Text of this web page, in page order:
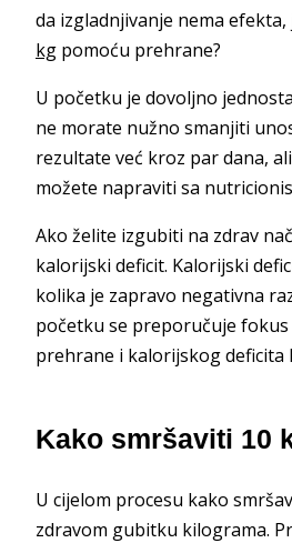
da izgladnjivanje nema
kg pomoću prehrane?
U početku je dovoljno
ne morate nužno smanjiti
rezultate već kroz par dana,
možete napraviti sa
Ako želite izgubiti na zdrav
kalorijski deficit. Kalorijski
kolika je zapravo negativna
početku se preporučuje
prehrane i kalorijskog
Kako smršaviti 10
U cijelom procesu kako
zdravom gubitku kilograma.